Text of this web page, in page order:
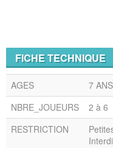
FICHE TECHNIQUE
AGES
7
NBRE_JOUEURS
2 à 6
RESTRICTION